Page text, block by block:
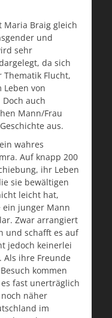
Maria Braig gleich
und
sehr
da sich
Flucht,
Leben von
auch
Mann/Frau
aus.
wahres
Auf knapp 200
ihr Leben
sie bewältigen
leicht hat,
ein junger Mann
Zwar arrangiert
und schafft es auf
jedoch keinerlei
ihre Freunde
kommen
fast unerträglich
näher
im